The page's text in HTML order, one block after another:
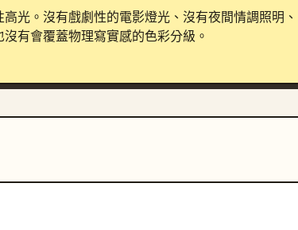
光。沒有戲劇性的電影燈光、沒有夜間情調照明、
有會覆蓋物理寫實感的色彩分級。
截面，轉變成一個完整的 Steampunk 微縮人類
，看起來像一個普通的儲物單元。沒有奇幻的家具